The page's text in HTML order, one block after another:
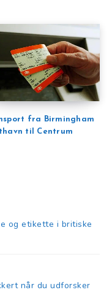
fra Birmingham
til Centrum
og etikette i britiske
når du udforsker